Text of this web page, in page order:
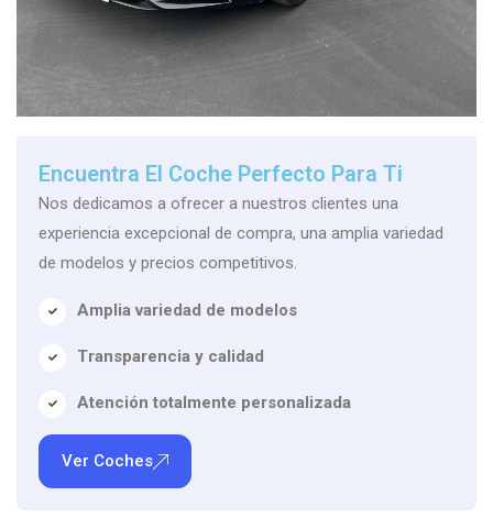
Encuentra El Coche Perfecto Para Ti
Nos dedicamos a ofrecer a nuestros clientes una
experiencia excepcional de compra, una amplia variedad
de modelos y precios competitivos.
Amplia variedad de modelos
Transparencia y calidad
Atención totalmente personalizada
Ver Coches